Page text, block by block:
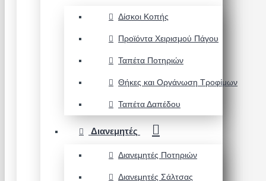
Δίσκοι Κοπής
Προϊόντα Χειρισμού Πάγου
Ταπέτα Ποτηριών
Θήκες και Οργάνωση Τροφίμων
Ταπέτα Δαπέδου
Διανεμητές
Διανεμητές Ποτηριών
Διανεμητές Σάλτσας